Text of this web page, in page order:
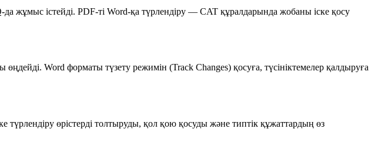
жұмыс істейді. PDF-ті Word-қа түрлендіру — CAT құралдарында жобаны іске қосу
Word форматы түзету режимін (Track Changes) қосуға, түсініктемелер қалдыруға
түрлендіру өрістерді толтыруды, қол қою қосуды және типтік құжаттардың өз